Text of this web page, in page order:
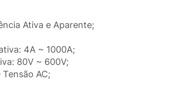
Ativa e Aparente;
4A ~ 1000A;
80V ~ 600V;
AC;